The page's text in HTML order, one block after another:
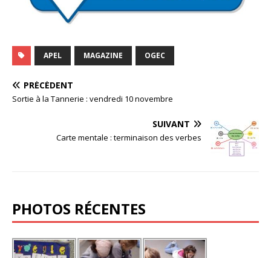
APEL MAGAZINE OGEC
PRÉCÉDENT
Sortie à la Tannerie : vendredi 10 novembre
SUIVANT
Carte mentale : terminaison des verbes
PHOTOS RÉCENTES